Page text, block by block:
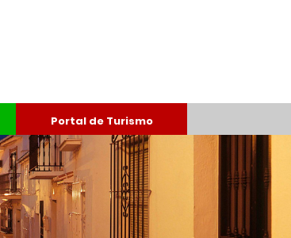
Portal de Turismo